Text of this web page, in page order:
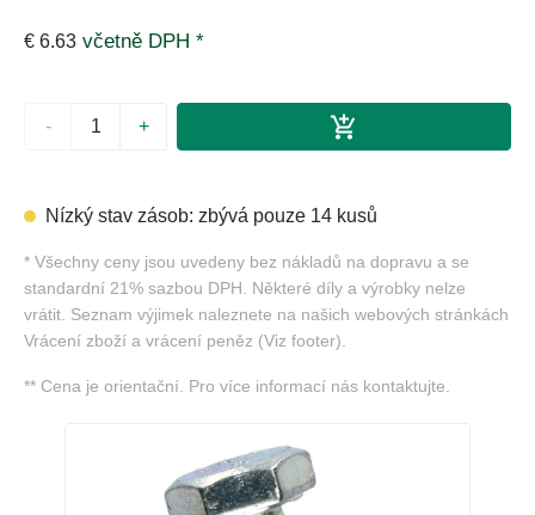
€ 6.63 včetně DPH *
- +
Nízký stav zásob: zbývá pouze 14 kusů
* Všechny ceny jsou uvedeny bez nákladů na dopravu a se
standardní 21% sazbou DPH. Některé díly a výrobky nelze
vrátit. Seznam výjimek naleznete na našich webových stránkách
Vrácení zboží a vrácení peněz (Viz footer).
** Cena je orientační. Pro více informací nás kontaktujte.